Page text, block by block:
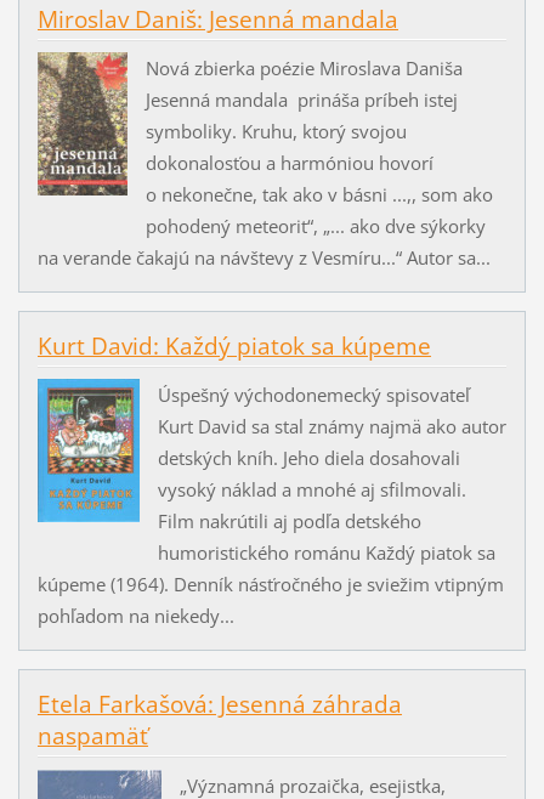
Miroslav Daniš: Jesenná mandala
Nová zbierka poézie Miroslava Daniša
Jesenná mandala prináša príbeh istej
symboliky. Kruhu, ktorý svojou
dokonalosťou a harmóniou hovorí
o nekonečne, tak ako v básni ...,, som ako
pohodený meteorit“, „... ako dve sýkorky
na verande čakajú na návštevy z Vesmíru...“ Autor sa...
Kurt David: Každý piatok sa kúpeme
Úspešný východonemecký spisovateľ
Kurt David sa stal známy najmä ako autor
detských kníh. Jeho diela dosahovali
vysoký náklad a mnohé aj sfilmovali.
Film nakrútili aj podľa detského
humoristického románu Každý piatok sa
kúpeme (1964). Denník násťročného je sviežim vtipným
pohľadom na niekedy...
Etela Farkašová: Jesenná záhrada
naspamäť
„Významná prozaička, esejistka,